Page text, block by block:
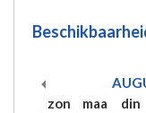
zon
maa din